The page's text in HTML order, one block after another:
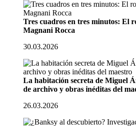
Tres cuadros en tres minutos: El
Magnani Rocca
30.03.2026
La habitación secreta de Miguel
de archivo y obras inéditas del
26.03.2026